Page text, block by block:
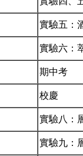
實驗五：
實驗六：
期中考
校慶
實驗八：
實驗九：